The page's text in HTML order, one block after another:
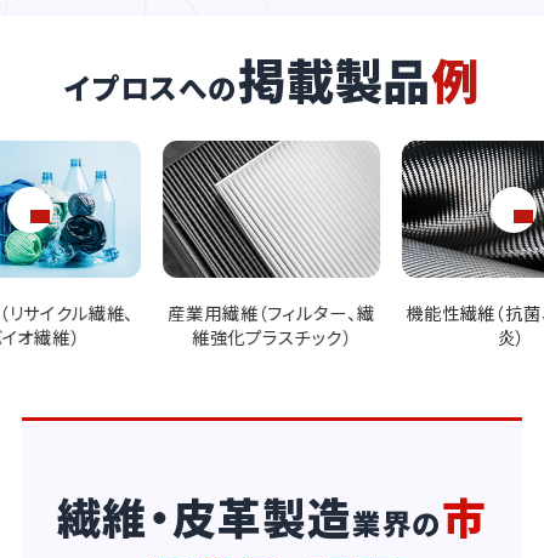
イプロスへの掲載製品例
フィルター、繊
ラスチック）
機能性繊維（抗菌、防水、防
炎）
ファッション素材
シミヤ、シ
繊維・皮革製造業界の市